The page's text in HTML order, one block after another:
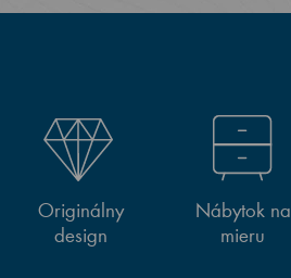
Originálny
design
Nábytok na
mieru